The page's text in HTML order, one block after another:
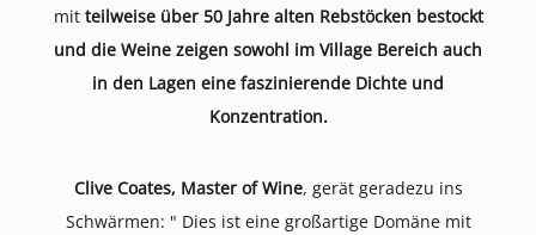
mit teilweise über 50 Jahre alten Rebstöcken bestockt
und die Weine zeigen sowohl im Village Bereich auch
in den Lagen eine faszinierende Dichte und
Konzentration.
Clive Coates, Master of Wine, gerät geradezu ins
Schwärmen: " Dies ist eine großartige Domäne mit